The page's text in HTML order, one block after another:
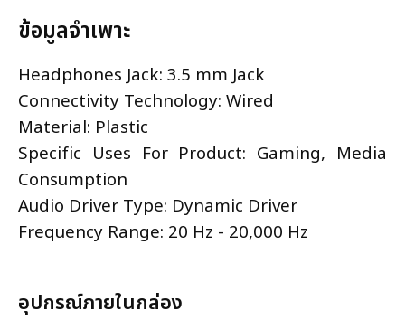
ข้อมูลจำเพาะ
Headphones Jack: 3.5 mm Jack
Connectivity Technology: Wired
Material: Plastic
Specific Uses For Product: Gaming, Media
Consumption
Audio Driver Type: Dynamic Driver
Frequency Range: 20 Hz - 20,000 Hz
อุปกรณ์ภายในกล่อง